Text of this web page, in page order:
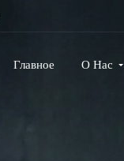
Главное О Нас